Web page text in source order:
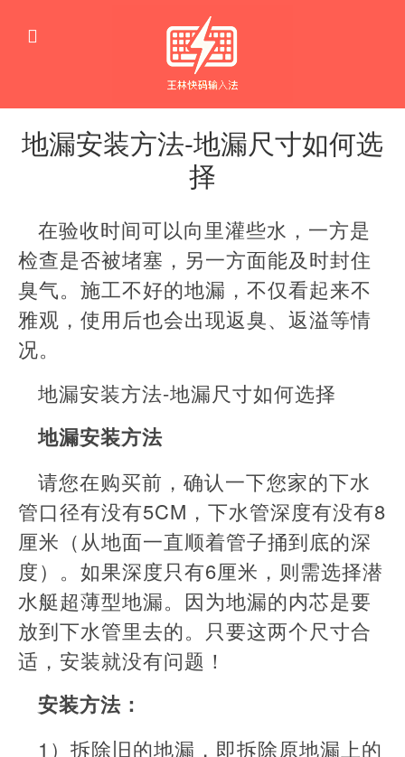
地漏安装方法-地漏尺寸如何选
择
窍
门
在验收时间可以向里灌些水，一方是
检查是否被堵塞，另一方面能及时封住
臭气。施工不好的地漏，不仅看起来不
雅观，使用后也会出现返臭、返溢等情
况。
地漏安装方法-地漏尺寸如何选择
地漏安装方法
请您在购买前，确认一下您家的下水
管口径有没有5CM，下水管深度有没有8
厘米（从地面一直顺着管子捅到底的深
度）。如果深度只有6厘米，则需选择潜
水艇超薄型地漏。因为地漏的内芯是要
放到下水管里去的。只要这两个尺寸合
适，安装就没有问题！
安装方法：
1）拆除旧的地漏，即拆除原地漏上的